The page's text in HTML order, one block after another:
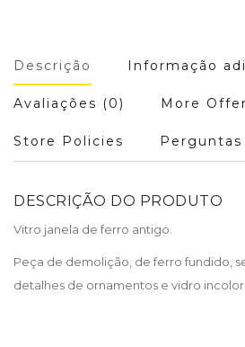
Descrição Informação
Avaliações (0) More
Store Policies Perguntas
DESCRIÇÃO DO PRODUTO
Vitro janela de ferro antigo.
Peça de demolição, de ferro fundido,
detalhes de ornamentos e vidro incolor.